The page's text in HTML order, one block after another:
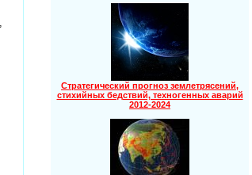
Стратегический прогноз землетрясений,
стихийных бедствий, техногенных аварий
2012-2024